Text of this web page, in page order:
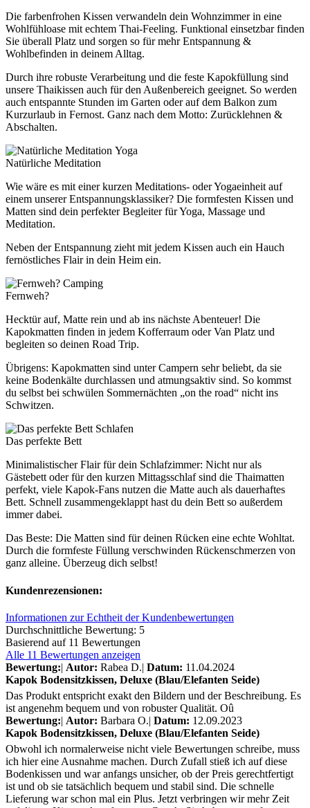
Die farbenfrohen Kissen verwandeln dein Wohnzimmer in eine
Wohlfühloase mit echtem Thai-Feeling. Funktional einsetzbar finden
Sie überall Platz und sorgen so für mehr Entspannung &
Wohlbefinden in deinem Alltag.
Durch ihre robuste Verarbeitung und die feste Kapokfüllung sind
unsere Thaikissen auch für den Außenbereich geeignet. So werden
auch entspannte Stunden im Garten oder auf dem Balkon zum
Kurzurlaub in Fernost. Ganz nach dem Motto: Zurücklehnen &
Abschalten.
Yoga
Natürliche Meditation
Wie wäre es mit einer kurzen Meditations- oder Yogaeinheit auf
einem unserer Entspannungsklassiker? Die formfesten Kissen und
Matten sind dein perfekter Begleiter für Yoga, Massage und
Meditation.
Neben der Entspannung zieht mit jedem Kissen auch ein Hauch
fernöstliches Flair in dein Heim ein.
Camping
Fernweh?
Hecktür auf, Matte rein und ab ins nächste Abenteuer! Die
Kapokmatten finden in jedem Kofferraum oder Van Platz und
begleiten so deinen Road Trip.
Übrigens: Kapokmatten sind unter Campern sehr beliebt, da sie
keine Bodenkälte durchlassen und atmungsaktiv sind. So kommst
du selbst bei schwülen Sommernächten „on the road“ nicht ins
Schwitzen.
Schlafen
Das perfekte Bett
Minimalistischer Flair für dein Schlafzimmer: Nicht nur als
Gästebett oder für den kurzen Mittagsschlaf sind die Thaimatten
perfekt, viele Kapok-Fans nutzen die Matte auch als dauerhaftes
Bett. Schnell zusammengeklappt hast du dein Bett so außerdem
immer dabei.
Das Beste: Die Matten sind für deinen Rücken eine echte Wohltat.
Durch die formfeste Füllung verschwinden Rückenschmerzen von
ganz alleine. Überzeug dich selbst!
Kundenrezensionen:
Informationen zur Echtheit der Kundenbewertungen
Durchschnittliche Bewertung: 5
Basierend auf 11 Bewertungen
Alle 11 Bewertungen anzeigen
Bewertung:| Autor: Rabea D.| Datum: 11.04.2024
Kapok Bodensitzkissen, Deluxe (Blau/Elefanten Seide)
Das Produkt entspricht exakt den Bildern und der Beschreibung. Es
ist angenehm bequem und von robuster Qualität. Oû
Bewertung:| Autor: Barbara O.| Datum: 12.09.2023
Kapok Bodensitzkissen, Deluxe (Blau/Elefanten Seide)
Obwohl ich normalerweise nicht viele Bewertungen schreibe, muss
ich hier eine Ausnahme machen. Durch Zufall stieß ich auf diese
Bodenkissen und war anfangs unsicher, ob der Preis gerechtfertigt
ist und ob sie tatsächlich bequem und stabil sind. Die schnelle
Lieferung war schon mal ein Plus. Jetzt verbringen wir mehr Zeit